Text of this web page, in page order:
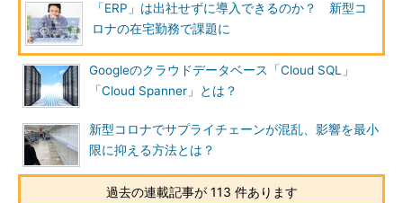
「ERP」は出社せずに導入できるのか？ 新型コ
ロナの在宅勤務で課題に
Googleのクラウドデータベース「Cloud SQL」
「Cloud Spanner」とは？
新型コロナでサプライチェーンが混乱、影響を最小
限に抑える方法とは？
過去の連載記事が 113 件あります